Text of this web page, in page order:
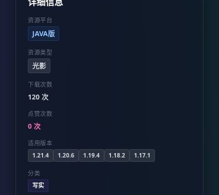
资源平台
JAVA版
资源类型
光影
下载次数
120 次
点赞次数
0 次
适用版本
1.21.4
1.20.6 1.19.4 1.18.2 1.17.1
分类
写实